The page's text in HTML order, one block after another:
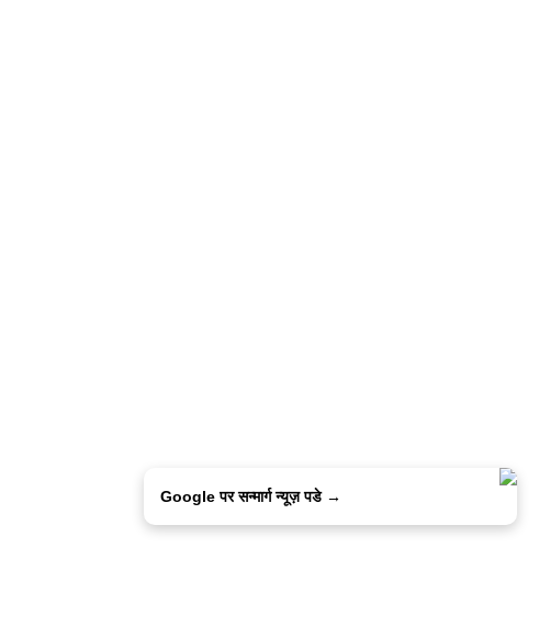
Google पर सन्मार्ग न्यूज़ पडे →